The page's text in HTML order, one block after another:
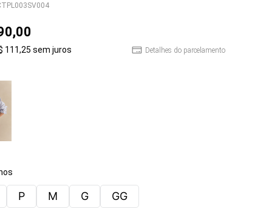
,00
111,25 sem juros Detalhes do parcelamento
P M G GG